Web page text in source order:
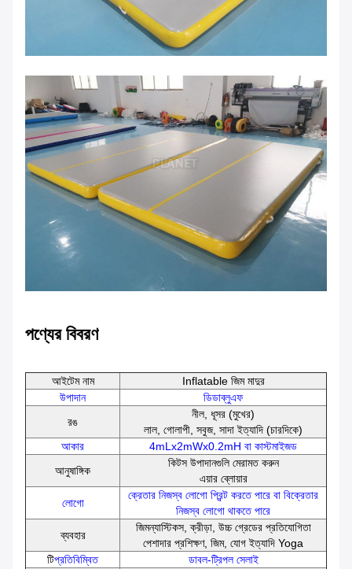
পণ্যের বিবরণ
আইটেম নাম
Inflatable জিম মাদুর
উপাদান
ডিডাব্লুএফ
রঙ
নীল, ধূসর (মুখের)
লাল, গোলাপী, সবুজ, সাদা ইত্যাদি (চারদিকে)
আকার
4mLx2mWx0.2mH বা কাস্টমাইজড
আনুষাঙ্গিক
কিটস উপাদানগুলি মেরামত করুন
এয়ার ব্লোয়ার
লোগো
ক্রেতার নিজস্ব লোগো প্রিন্ট করতে পারে বা বিক্রেতার
নিজস্ব লোগো থাকতে পারে
ব্যবহার
জিমন্যাস্টিকস, ক্রীড়া, উচ্চ গ্রেডের প্রতিযোগিতা
পেশাদার প্রশিক্ষণ, জিম, যোগ ইত্যাদি Yoga
টিপ্রতিবিম্বিত
ডাবল-ট্রিপল সেলাই